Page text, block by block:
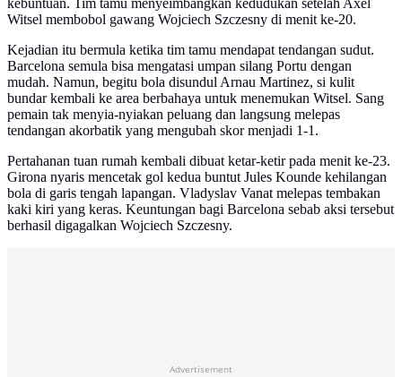
kebuntuan. Tim tamu menyeimbangkan kedudukan setelah Axel
Witsel membobol gawang Wojciech Szczesny di menit ke-20.
Kejadian itu bermula ketika tim tamu mendapat tendangan sudut.
Barcelona semula bisa mengatasi umpan silang Portu dengan
mudah. Namun, begitu bola disundul Arnau Martinez, si kulit
bundar kembali ke area berbahaya untuk menemukan Witsel. Sang
pemain tak menyia-nyiakan peluang dan langsung melepas
tendangan akorbatik yang mengubah skor menjadi 1-1.
Pertahanan tuan rumah kembali dibuat ketar-ketir pada menit ke-23.
Girona nyaris mencetak gol kedua buntut Jules Kounde kehilangan
bola di garis tengah lapangan. Vladyslav Vanat melepas tembakan
kaki kiri yang keras. Keuntungan bagi Barcelona sebab aksi tersebut
berhasil digagalkan Wojciech Szczesny.
Advertisement